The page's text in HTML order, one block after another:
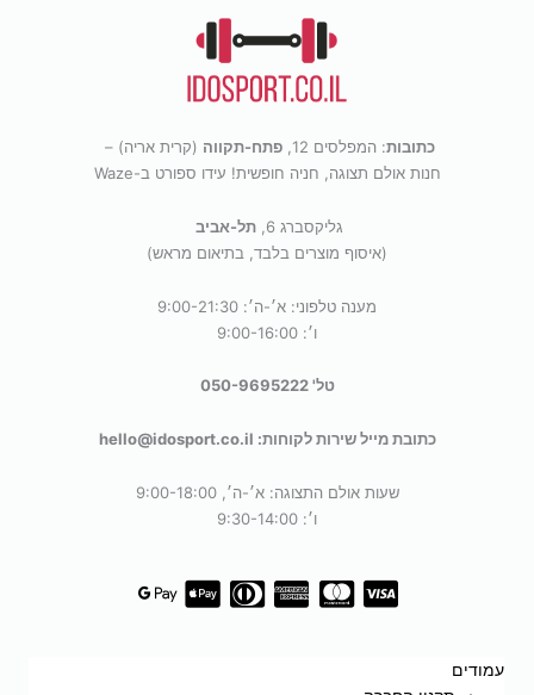
כתובות: המפלסים 12, פתח-תקווה (קרית אריה) –
חנות אולם תצוגה, חניה חופשית! עידו ספורט ב-Waze
גליקסברג 6,
תל-אביב
(איסוף מוצרים בלבד, בתיאום מראש)
מענה טלפוני: א׳-ה׳: 9:00-21:30
ו׳: 9:00-16:00
טל' 050-9695222
כתובת מייל שירות לקוחות: hello@idosport.co.il
שעות אולם התצוגה: א׳-ה׳, 9:00-18:00
ו׳: 9:30-14:00
עמודים